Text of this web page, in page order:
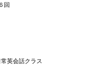
回
英会話クラス